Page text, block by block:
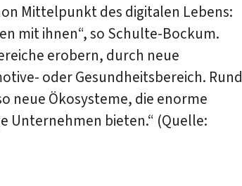
Mittelpunkt des digitalen Lebens:
mit ihnen“, so Schulte-Bockum.
erobern, durch neue
oder Gesundheitsbereich. Rund
neue Ökosysteme, die enorme
Unternehmen bieten.“ (Quelle: